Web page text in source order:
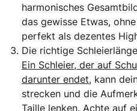
harmonisches
das gewisse Etwas,
perfekt als dezentes
Die richtige
Ein Schleier, der auf
darunter endet, kann
strecken und die
Taille lenken. Achte auf